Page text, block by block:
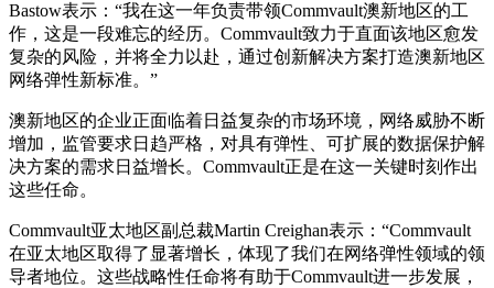
Bastow表示：“我在这一年负责带领Commvault澳新地区的工
作，这是一段难忘的经历。Commvault致力于直面该地区愈发
复杂的风险，并将全力以赴，通过创新解决方案打造澳新地区
网络弹性新标准。”
澳新地区的企业正面临着日益复杂的市场环境，网络威胁不断
增加，监管要求日趋严格，对具有弹性、可扩展的数据保护解
决方案的需求日益增长。Commvault正是在这一关键时刻作出
这些任命。
Commvault亚太地区副总裁Martin Creighan表示：“Commvault
在亚太地区取得了显著增长，体现了我们在网络弹性领域的领
导者地位。这些战略性任命将有助于Commvault进一步发展，